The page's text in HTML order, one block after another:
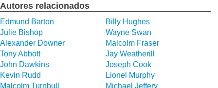
Autores relacionados
Edmund Barton
Billy Hughes
Julie Bishop
Wayne Swan
Alexander Downer
Malcolm Fraser
Tony Abbott
Jay Weatherill
John Dawkins
Joseph Cook
Kevin Rudd
Lionel Murphy
Malcolm Turnbull
Michael Jeffery